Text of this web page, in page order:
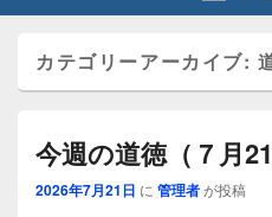
カテゴリーアーカイブ:
今週の道徳（７月21
2026年7月21日 に 管理者が投稿